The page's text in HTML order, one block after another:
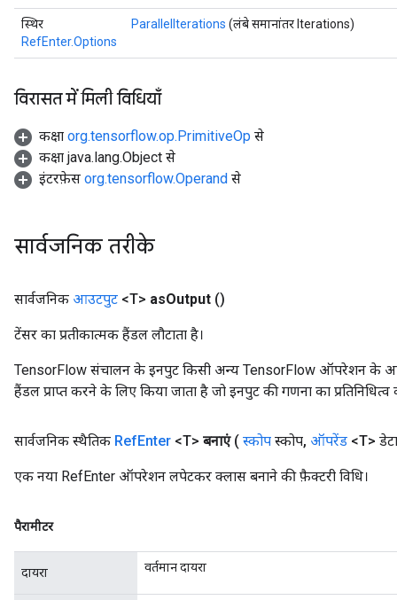
स्थिर
RefEnter.Options
ParallelIterations (लंबे समानांतर Iterations)
विरासत में मिली विधियाँ
कक्षा org.tensorflow.op.PrimitiveOp से
कक्षा java.lang.Object से
इंटरफ़ेस org.tensorflow.Operand से
सार्वजनिक तरीके
सार्वजनिक आउटपुट <T> asOutput ()
टेंसर का प्रतीकात्मक हैंडल लौटाता है।
TensorFlow संचालन के इनपुट किसी अन्य TensorFlow ऑपरेशन के
हैंडल प्राप्त करने के लिए किया जाता है जो इनपुट की गणना का प्रतिनिधित्व
सार्वजनिक स्थैतिक RefEnter <T> बनाएं ( स्कोप स्कोप, ऑपरेंड <T> डेटा
एक नया RefEnter ऑपरेशन लपेटकर क्लास बनाने की फ़ैक्टरी विधि।
पैरामीटर
दायरा वर्तमान दायरा